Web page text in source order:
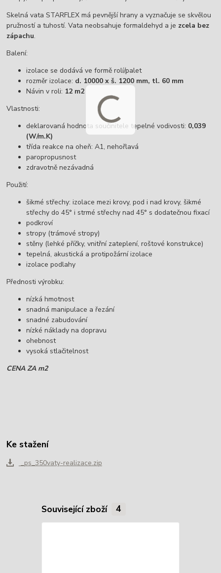
Skelná vata STARFLEX má pevnější hrany a vyznačuje se skvělou
pružností a tuhostí. Vata neobsahuje formaldehyd a je zcela bez
zápachu.
Balení:
izolace se dodává ve formě rolí/palet
rozměr izolace: d. 10000 x š. 1200 mm, tl. 60 mm
Návin v roli: 12 m2
Vlastnosti:
deklarovaná hodnota součinitele tepelné vodivosti: 0,039
(W/m.K)
třída reakce na oheň: A1, nehořlavá
paropropusnost
zdravotně nezávadná
Použití:
šikmé střechy: izolace mezi krovy, pod i nad krovy, šikmé
střechy do 45° i strmé střechy nad 45° s dodatečnou fixací
podkroví
stropy (trámové stropy)
stěny (lehké příčky, vnitřní zateplení, roštové konstrukce)
tepelná, akustická a protipožární izolace
izolace podlahy
Přednosti výrobku:
nízká hmotnost
snadná manipulace a řezání
snadné zabudování
nízké náklady na dopravu
ohebnost
vysoká stlačitelnost
CENA ZA m2
Ke stažení
_ps_350vaty-realizace.zip
Související zboží 4